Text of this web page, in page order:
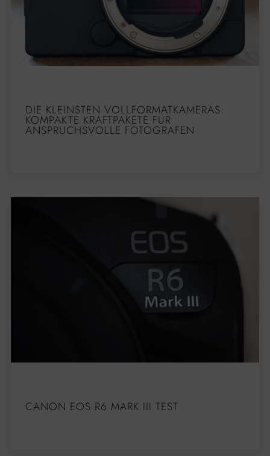
DIE KLEINSTEN VOLLFORMATKAMERAS:
KOMPAKTE KRAFTPAKETE FÜR
ANSPRUCHSVOLLE FOTOGRAFEN
CANON EOS R6 MARK III TEST